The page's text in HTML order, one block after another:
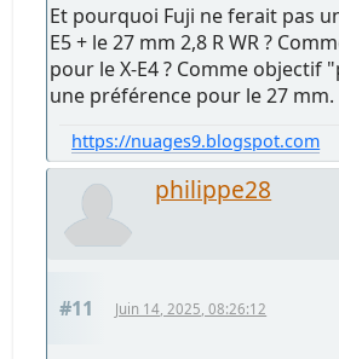
Et pourquoi Fuji ne ferait pas
E5 + le 27 mm 2,8 R WR ?
pour le X-E4 ? Comme objectif
une préférence pour le 27 mm.
https://nuages9.blogspot.com
philippe28
#11 Juin 14, 2025, 08:26:12